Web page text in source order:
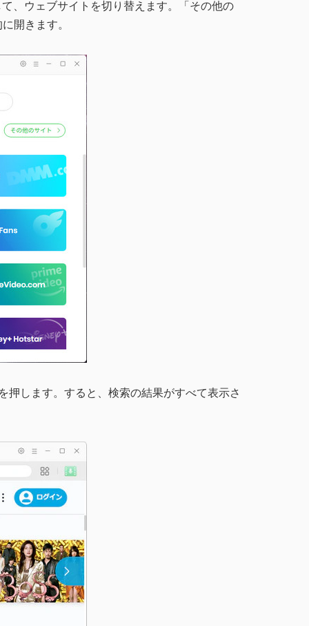
、ウェブサイトを切り替えます。「その他の
開きます。
押します。すると、検索の結果がすべて表示さ